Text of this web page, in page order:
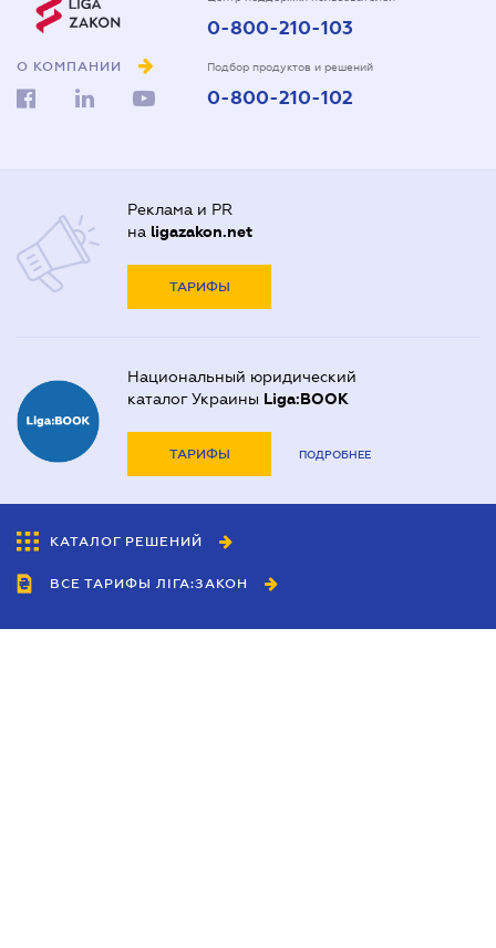
О КОМПАНИИ
0-800-210-103
Подбор продуктов и решений
0-800-210-102
Реклама и PR
на ligazakon.net
ТАРИФЫ
Национальный юридический
каталог Украины Liga:BOOK
ТАРИФЫ ПОДРОБНЕЕ
КАТАЛОГ РЕШЕНИЙ
ВСЕ ТАРИФЫ ЛІГА:ЗАКОН